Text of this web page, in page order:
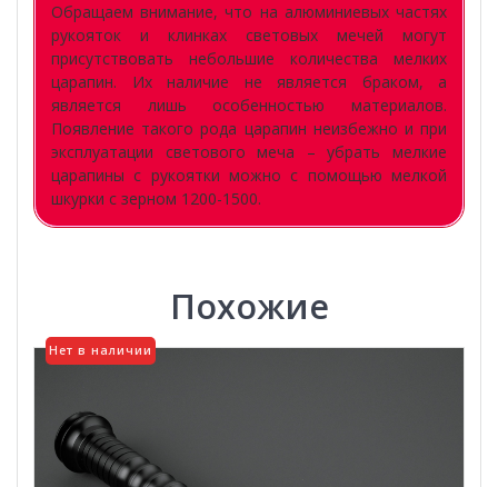
Обращаем внимание, что на алюминиевых частях
рукояток и клинках световых мечей могут
присутствовать небольшие количества мелких
царапин. Их наличие не является браком, а
является лишь особенностью материалов.
Появление такого рода царапин неизбежно и при
эксплуатации светового меча – убрать мелкие
царапины с рукоятки можно с помощью мелкой
шкурки с зерном 1200-1500.
Похожие
Нет в наличии